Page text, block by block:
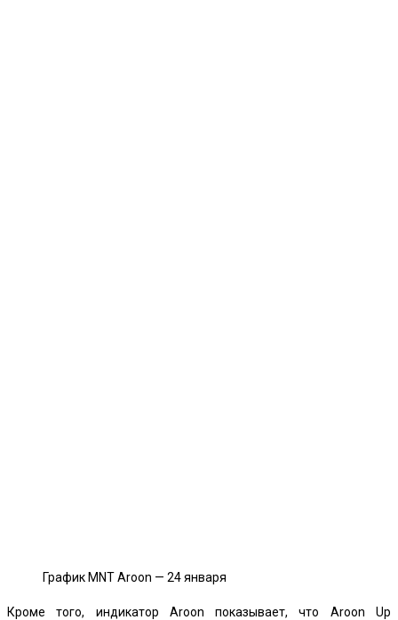
График MNT Aroon — 24 января
Кроме того, индикатор Aroon показывает, что Aroon Up